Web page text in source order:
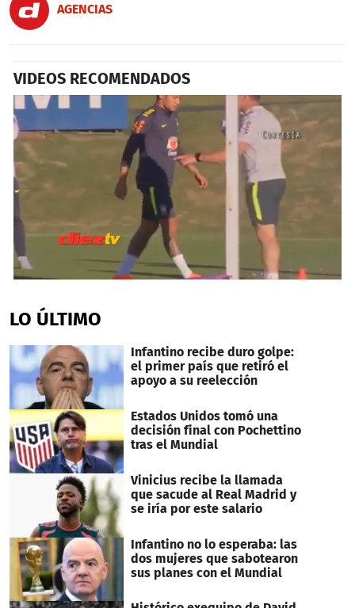
AGENCIAS
VIDEOS RECOMENDADOS
of
1
32
seconds
LO ÚLTIMO
Infantino recibe duro golpe:
el primer país que retiró el
apoyo a su reelección
Estados Unidos tomó una
decisión final con Pochettino
tras el Mundial
Vinicius recibe la llamada
que sacude al Real Madrid y
se iría por este salario
Infantino no lo esperaba: las
dos mujeres que sabotearon
sus planes con el Mundial